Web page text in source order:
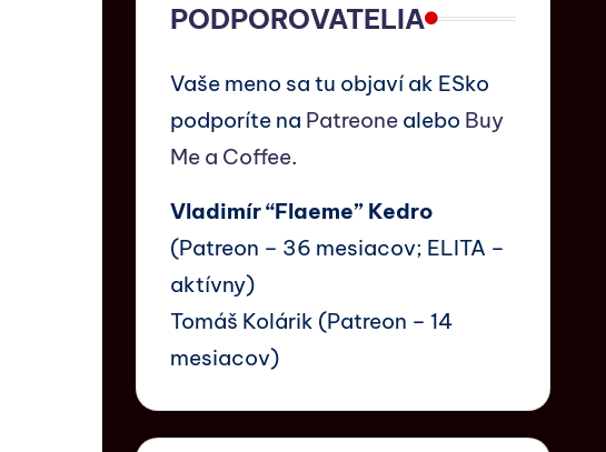
PODPOROVATELIA
Vaše meno sa tu objaví ak ESko
podporíte na Patreonealebo Buy
Me a Coffee.
Vladimír “Flaeme” Kedro
(Patreon – 36 mesiacov; ELITA –
aktívny)
Tomáš Kolárik (Patreon – 14
mesiacov)